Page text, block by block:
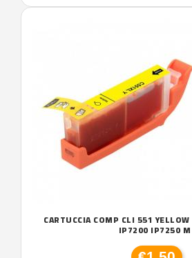
CARTUCCIA COMP CLI 551
IP7200 IP7250 M